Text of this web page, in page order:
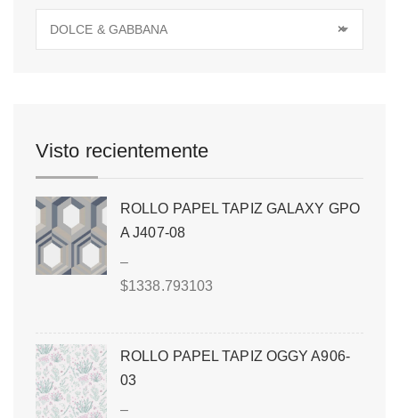
×
DOLCE & GABBANA
Visto recientemente
ROLLO PAPEL TAPIZ GALAXY GPO
A J407-08
–
$1338.793103
ROLLO PAPEL TAPIZ OGGY A906-
03
–